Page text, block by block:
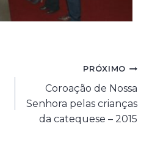
PRÓXIMO
Coroação de Nossa
Senhora pelas crianças
da catequese – 2015